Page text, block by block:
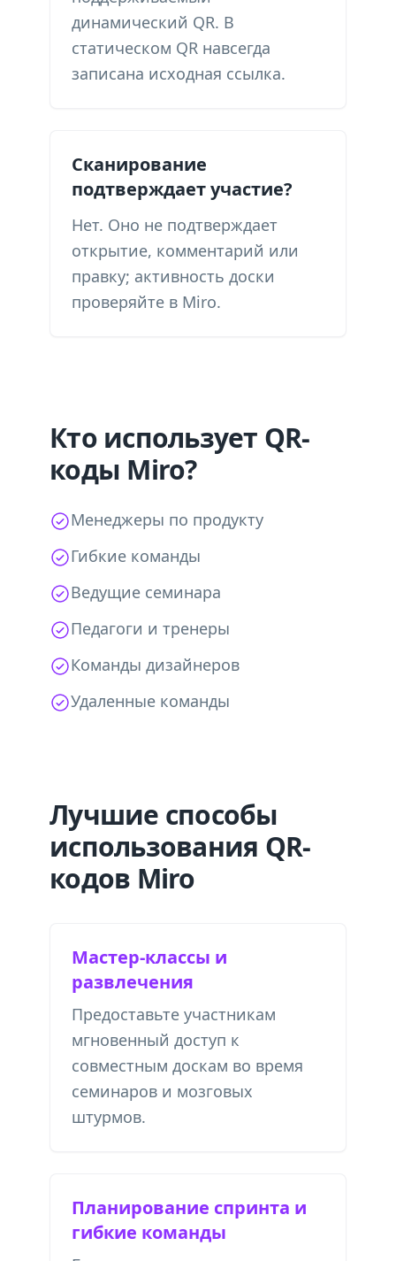
динамический QR. В
статическом QR навсегда
записана исходная ссылка.
Сканирование
подтверждает участие?
Нет. Оно не подтверждает
открытие, комментарий или
правку; активность доски
проверяйте в Miro.
Кто использует QR-
коды Miro?
Менеджеры по продукту
Гибкие команды
Ведущие семинара
Педагоги и тренеры
Команды дизайнеров
Удаленные команды
Лучшие способы
использования QR-
кодов Miro
Мастер-классы и
развлечения
Предоставьте участникам
мгновенный доступ к
совместным доскам во время
семинаров и мозговых
штурмов.
Планирование спринта и
гибкие команды